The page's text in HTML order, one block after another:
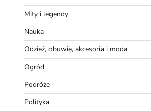
Mity i legendy
Nauka
Odzież, obuwie, akcesoria i moda
Ogród
Podróże
Polityka